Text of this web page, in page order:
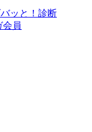
ッと！診断
会員